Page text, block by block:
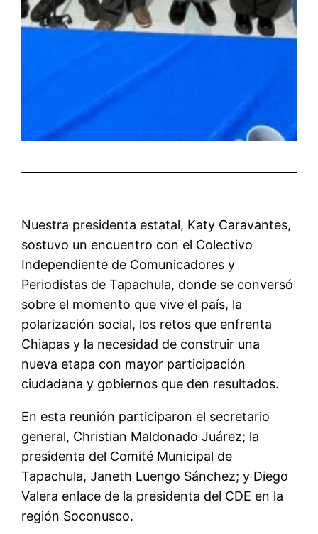
Nuestra presidenta estatal, Katy Caravantes,
sostuvo un encuentro con el Colectivo
Independiente de Comunicadores y
Periodistas de Tapachula, donde se conversó
sobre el momento que vive el país, la
polarización social, los retos que enfrenta
Chiapas y la necesidad de construir una
nueva etapa con mayor participación
ciudadana y gobiernos que den resultados.
En esta reunión participaron el secretario
general, Christian Maldonado Juárez; la
presidenta del Comité Municipal de
Tapachula, Janeth Luengo Sánchez; y Diego
Valera enlace de la presidenta del CDE en la
región Soconusco.